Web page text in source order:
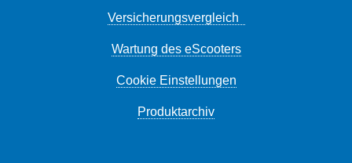
Versicherungsvergleich
Wartung des eScooters
Cookie Einstellungen
Produktarchiv